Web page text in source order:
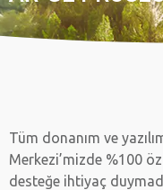
Tüm donanım ve
Merkezi’mizde %100
desteğe ihtiyaç